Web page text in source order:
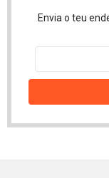
Envia o teu
Endereço
email